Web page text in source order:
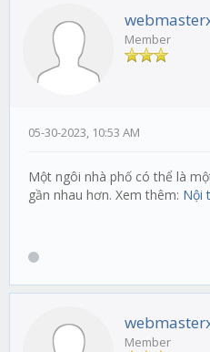
Member
05-30-2023, 10:53 AM
Một ngôi nhà phố có thể là
gần nhau hơn. Xem thêm: Nội
Member